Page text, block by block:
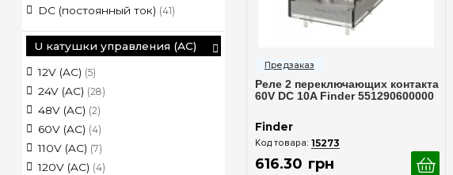
Реле 2 переключающих контакта
60V DC 10A Finder 551290600000
Finder
15273
616.30 грн
DC (постоянный ток) (41)
U катушки управления (AC)
12V (AC) (5)
24V (AC) (28)
48V (AC) (2)
60V (AC) (4)
110V (AC) (7)
120V (AC) (4)